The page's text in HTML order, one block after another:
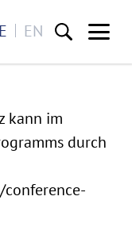
EN
kann im
durch